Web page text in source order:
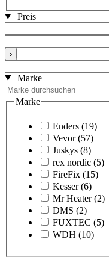
Preis
›
Marke
Marke
Enders (19)
Vevor (57)
Juskys (8)
rex nordic (5)
FireFix (15)
Kesser (6)
Mr Heater (2)
DMS (2)
FUXTEC (5)
WDH (10)